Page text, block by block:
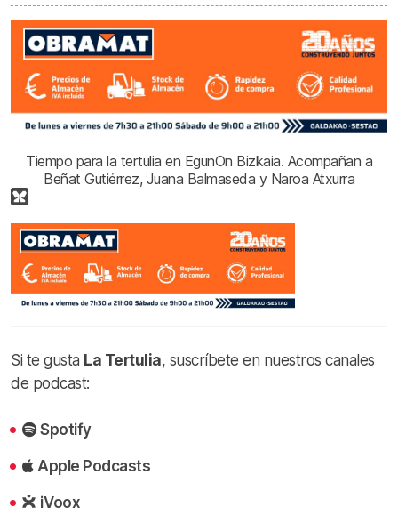
Tiempo para la tertulia en EgunOn Bizkaia. Acompañan a
Beñat Gutiérrez, Juana Balmaseda y Naroa Atxurra
Si te gusta La Tertulia, suscríbete en nuestros canales
de podcast:
Spotify
Apple Podcasts
iVoox